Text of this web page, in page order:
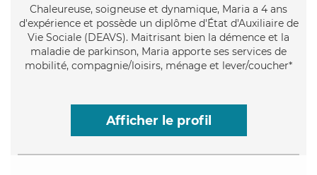
Chaleureuse, soigneuse et dynamique, Maria a 4 ans
d'expérience et possède un diplôme d'État d'Auxiliaire de
Vie Sociale (DEAVS). Maitrisant bien la démence et la
maladie de parkinson, Maria apporte ses services de
mobilité, compagnie/loisirs, ménage et lever/coucher*
Afficher le profil